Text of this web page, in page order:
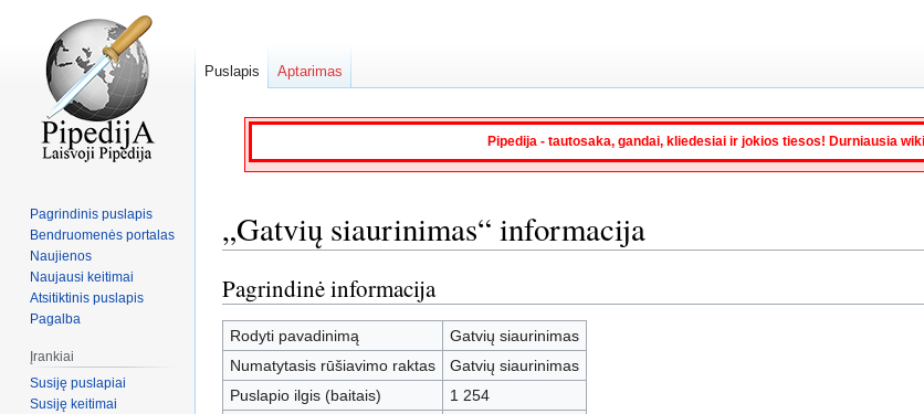
Pipedija - tautosaka, gandai, kliedesiai ir jokios tiesos! Durniausia
„Gatvių siaurinimas“ informacija
Jump
to
navigation
Jump
to
search
Pagrindinė informacija
Rodyti pavadinimą
Gatvių siaurinimas
Numatytasis rūšiavimo raktas
Gatvių siaurinimas
Puslapio ilgis (baitais)
1 254
Puslapis Aptarimas
Pagrindinis puslapis
Bendruomenės portalas
Naujienos
Naujausi keitimai
Atsitiktinis puslapis
Pagalba
Įrankiai
Susiję puslapiai
Susiję keitimai